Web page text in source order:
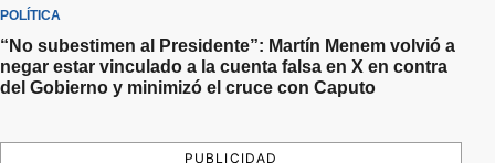
POLÍTICA
“No subestimen al Presidente”: Martín Menem volvió a
negar estar vinculado a la cuenta falsa en X en contra
del Gobierno y minimizó el cruce con Caputo
PUBLICIDAD